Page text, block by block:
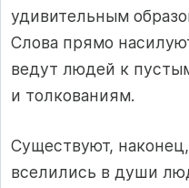
удивительным
Слова прямо
ведут людей к
и толкованиям.
Существуют,
вселились в души